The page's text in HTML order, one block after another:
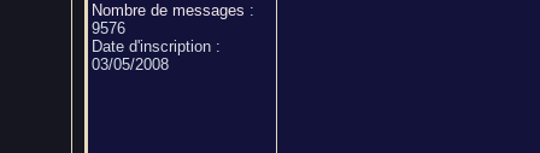
Nombre de messages :
9576
Date d'inscription :
03/05/2008